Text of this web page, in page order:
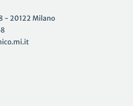
- 20122 Milano